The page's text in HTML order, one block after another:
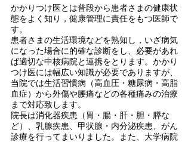
かかりつけ医とは普段から患者さまの健康状
態をよく知り，健康管理に責任をもつ医師で
す。
患者さまの生活環境などを熟知し，いざ病気
になった場合に的確な診断をし、必要があれ
ば適切な中核病院と連携をとります。かかり
つけ医には幅広い知識が必要でありますが、
当院では生活習慣病（高血圧・糖尿病・高脂
血症）から外傷や腰痛などの各種痛みの治療
まで対応致します。
院長は消化器疾患（胃・腸・肝・胆・膵な
ど）、乳腺疾患、甲状腺・内分泌疾患、がん
診療を行ってまいりました。また、大学病院